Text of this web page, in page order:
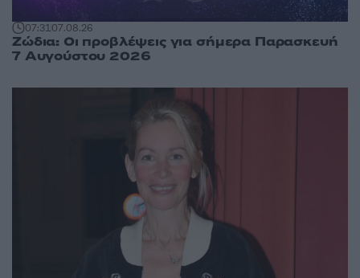
07:3107.08.26
Ζώδια: Οι προβλέψεις για σήμερα Παρασκευή
7 Αυγούστου 2026